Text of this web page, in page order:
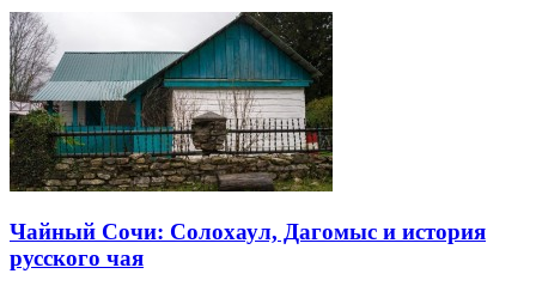
Чайный Сочи: Солохаул, Дагомыс и история
русского чая